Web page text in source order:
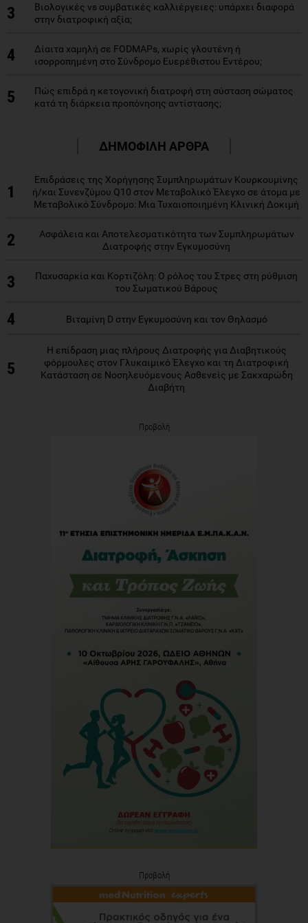
3
Βιολογικές vs συμβατικές καλλιέργειες: υπάρχει διαφορά
στην διατροφική αξία;
4
Δίαιτα χαμηλή σε FODMAPs, χωρίς γλουτένη ή
ισορροπημένη στο Σύνδρομο Ευερέθιστου Εντέρου;
5
Πώς επιδρά η κετογονική διατροφή στη σύσταση σώματος
κατά τη διάρκεια προπόνησης αντίστασης;
ΔΗΜΟΦΙΛΗ ΑΡΘΡΑ
1
Επιδράσεις της Χορήγησης Συμπληρωμάτων Κουρκουμίνης
ή/και Συνενζύμου Q10 στον Μεταβολικό Έλεγχο σε άτομα με
Μεταβολικό Σύνδρομο: Μια Τυχαιοποιημένη Κλινική Δοκιμή
2
Ασφάλεια και Αποτελεσματικότητα των Συμπληρωμάτων
Διατροφής στην Εγκυμοσύνη
3
Παχυσαρκία και Κορτιζόλη: Ο ρόλος του Στρες στη ρύθμιση
του Σωματικού Βάρους
4 Βιταμίνη D στην Εγκυμοσύνη και τον Θηλασμό
5
Η επίδραση μιας πλήρους Διατροφής για Διαβητικούς
φόρμουλες στον Γλυκαιμικό Έλεγχο και τη Διατροφική
Κατάσταση σε Νοσηλευόμενους Ασθενείς με Σακχαρώδη
Διαβήτη
Προβολή
Προβολή